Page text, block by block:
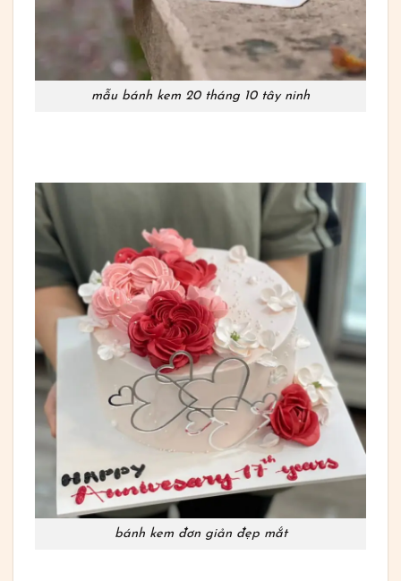
mẫu bánh kem 20 tháng 10 tây ninh
bánh kem đơn giản đẹp mắt